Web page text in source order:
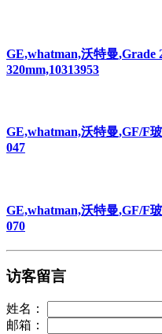
GE,whatman,沃特曼,Grade
320mm,10313953
GE,whatman,沃特曼,GF/F
047
GE,whatman,沃特曼,GF/F
070
访客留言
姓名：
邮箱：